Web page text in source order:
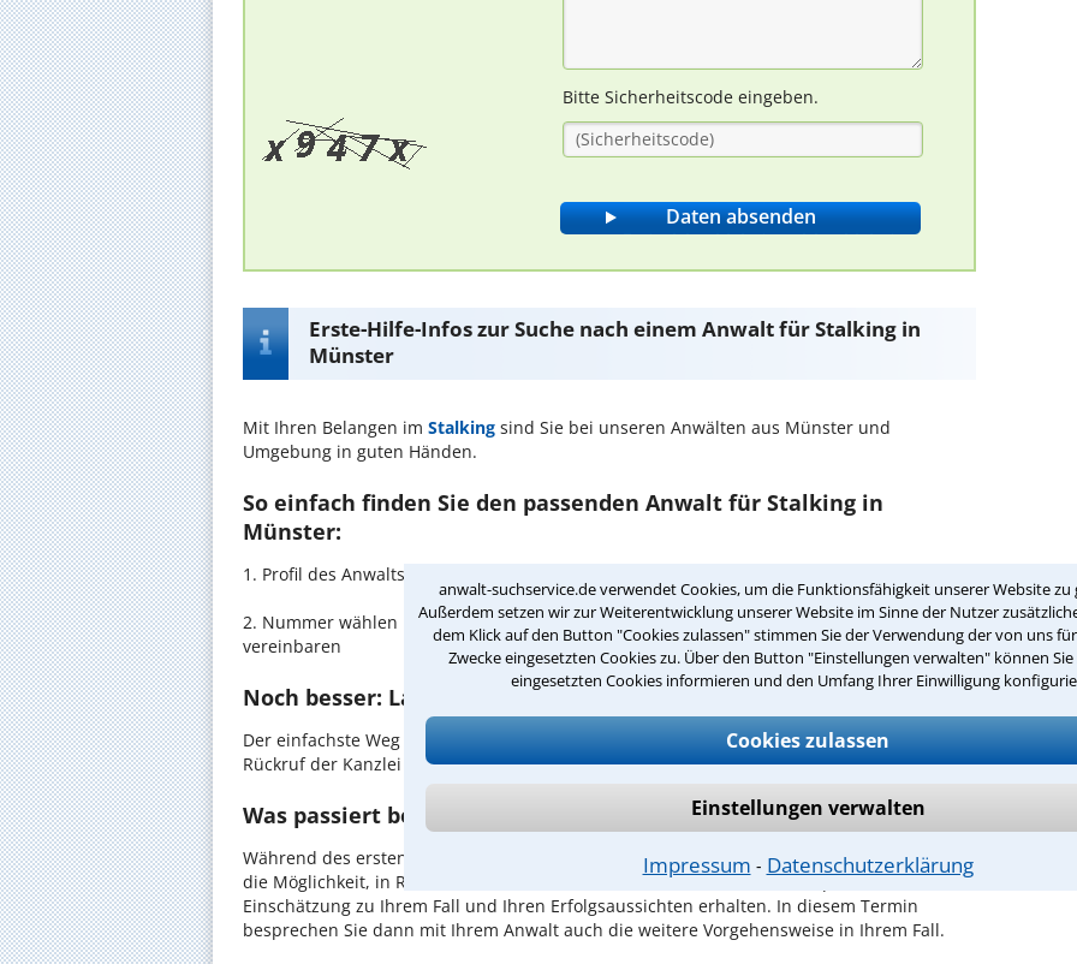
anwalt-suchservice.de verwendet Cookies, um die Funktionsfähigkeit unserer Website zu
Außerdem setzen wir zur Weiterentwicklung unserer Website im Sinne der Nutzer
dem Klick auf den Button "Cookies zulassen" stimmen Sie der Verwendung der von uns
Zwecke eingesetzten Cookies zu. Über den Button "Einstellungen verwalten" können
eingesetzten Cookies informieren und den Umfang Ihrer Einwilligung
Cookies zulassen
Einstellungen verwalten
Impressum ⁃ Datenschutzerklärung
Bitte Sicherheitscode eingeben.
Erste-Hilfe-Infos zur Suche nach einem Anwalt für Stalking in
Münster
Mit Ihren Belangen im Stalking sind Sie bei unseren Anwälten aus Münster und
Umgebung in guten Händen.
So einfach finden Sie den passenden Anwalt für Stalking in
Münster:
1. Profil des Anwalts für Stalking in Ihrer Umgebung auswählen
2. Nummer wählen und direkt mit der Kanzlei in Münster einen Beratungstermin
vereinbaren
Noch besser: Lassen Sie sich zurückrufen
Der einfachste Weg zum Anwalt in Münster ist es, über unser Kontaktformular einen
Rückruf der Kanzlei anzufordern - probieren Sie es gleich aus.
Was passiert beim anwaltlichen Erstgespräch in Münster?
Während des ersten Gesprächs mit Ihrem Rechtsanwalt für Stalking in Münster haben Sie
die Möglichkeit, in Ruhe den Sachverhalt zu schildern, sodass Sie eine qualifizierte
Einschätzung zu Ihrem Fall und Ihren Erfolgsaussichten erhalten. In diesem Termin
besprechen Sie dann mit Ihrem Anwalt auch die weitere Vorgehensweise in Ihrem Fall.